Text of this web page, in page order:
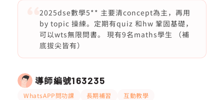
2025dse數學5** 主要清concept為主，再用
by topic 操練。定期有quiz 和hw 鞏固基礎，
可以wts無限問書。 現有9名maths學生 （補
底拔尖皆有）
導師編號163235
WhatsAPP問功課 長期補習 互動教學